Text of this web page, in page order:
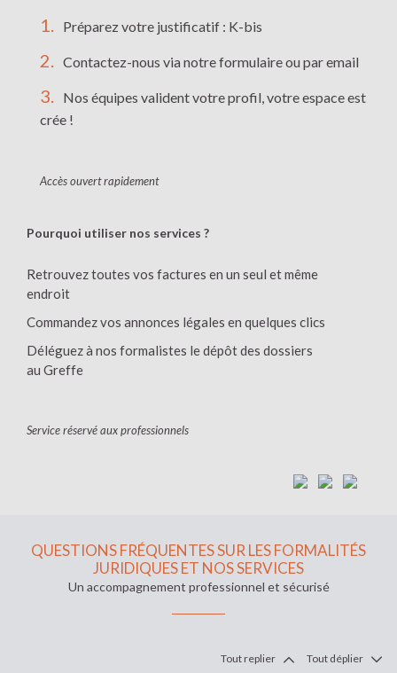
Préparez votre justificatif : K-bis
Contactez-nous via notre formulaire ou par email
Nos équipes valident votre profil, votre espace est
crée !
Accès ouvert rapidement
Pourquoi utiliser nos services ?
Retrouvez toutes vos factures en un seul et même
endroit
Commandez vos annonces légales en quelques clics
Déléguez à nos formalistes le dépôt des dossiers
au Greffe
Service réservé aux professionnels
QUESTIONS FRÉQUENTES SUR LES FORMALITÉS
JURIDIQUES ET NOS SERVICES
Un accompagnement professionnel et sécurisé
Tout replier Tout déplier